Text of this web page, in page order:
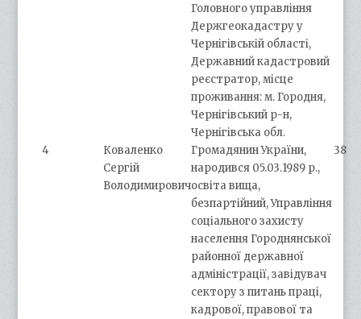
Головного управління
Держгеокадастру у
Чернігівській області,
Державний кадастровий
реєстратор, місце
проживання: м. Городня,
Чернігівський р-н,
Чернігівська обл.
4
Коваленко
Сергій
Володимирович
Громадянин України,
народився 05.03.1989 р.,
освіта вища,
безпартійний, Управління
соціального захисту
населення Городнянської
районної державної
адміністрації, завідувач
сектору з питань праці,
кадрової, правової та
38